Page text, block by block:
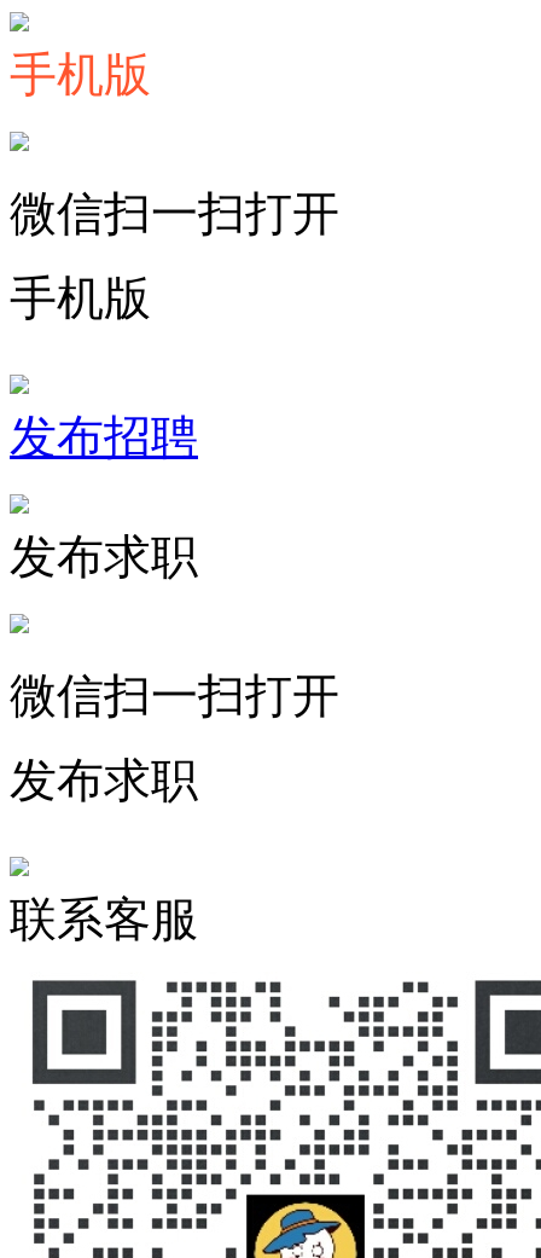
手机版
微信扫一扫打开
手机版
发布招聘
发布求职
微信扫一扫打开
发布求职
联系客服